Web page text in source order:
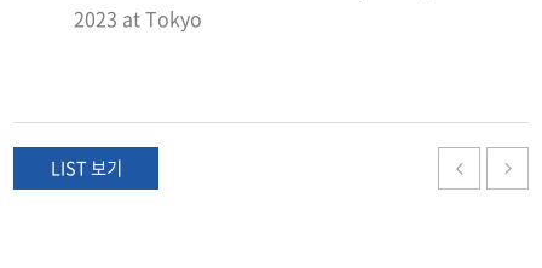
2023 at Tokyo
LIST 보기